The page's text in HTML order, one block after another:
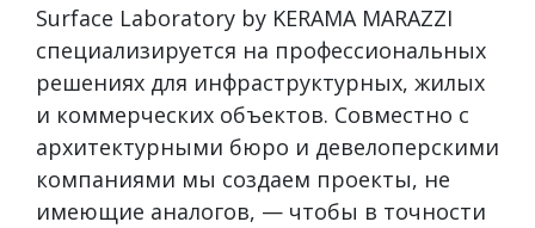
Surface Laboratory by KERAMA MARAZZI
специализируется на профессиональных
решениях для инфраструктурных, жилых
и коммерческих объектов. Совместно с
архитектурными бюро и девелоперскими
компаниями мы создаем проекты, не
имеющие аналогов, — чтобы в точности